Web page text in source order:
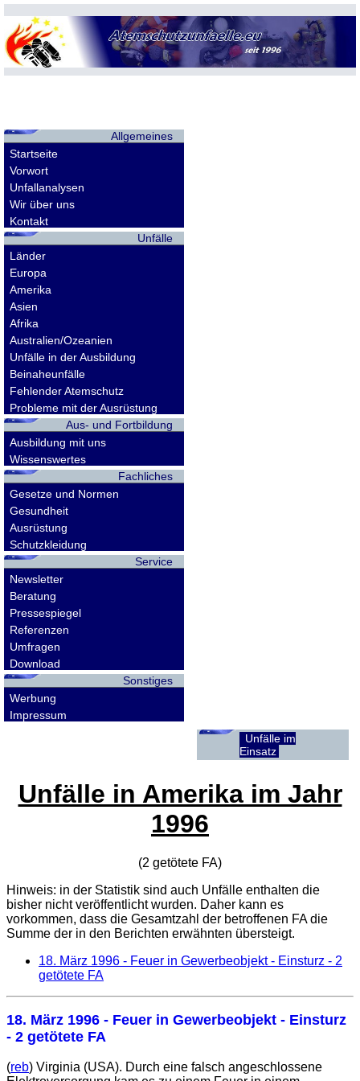
Allgemeines
Startseite
Vorwort
Unfallanalysen
Wir über uns
Kontakt
Unfälle
Länder
Europa
Amerika
Asien
Afrika
Australien/Ozeanien
Unfälle in der Ausbildung
Beinaheunfälle
Fehlender Atemschutz
Probleme mit der Ausrüstung
Aus- und Fortbildung
Ausbildung mit uns
Wissenswertes
Fachliches
Gesetze und Normen
Gesundheit
Ausrüstung
Schutzkleidung
Service
Newsletter
Beratung
Pressespiegel
Referenzen
Umfragen
Download
Sonstiges
Werbung
Impressum
Unfälle im
Einsatz
Unfälle in Amerika im Jahr
1996
(2 getötete FA)
Hinweis: in der Statistik sind auch Unfälle enthalten die
bisher nicht veröffentlicht wurden. Daher kann es
vorkommen, dass die Gesamtzahl der betroffenen FAdie
Summe der in den Berichten erwähnten übersteigt.
18. März 1996 - Feuer in Gewerbeobjekt - Einsturz - 2
getötete FA
18. März 1996 - Feuer in Gewerbeobjekt - Einsturz
- 2 getötete FA
(reb) Virginia (USA). Durch eine falsch angeschlossene